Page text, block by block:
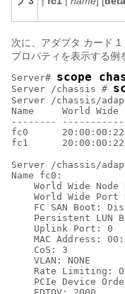
次に、アダプタ カード
プロパティを表示する例
Server# scope
Server /chassis #
Server /chassis/
Name     World
--------
fc0
fc1
Server /chassis/
Name fc0:
World Wide Node
World Wide Port
FC SAN Boot:
Persistent LUN
    Uplink Port: 0
MAC Address:
    CoS: 3
    VLAN: NONE
Rate Limiting:
PCIe Device